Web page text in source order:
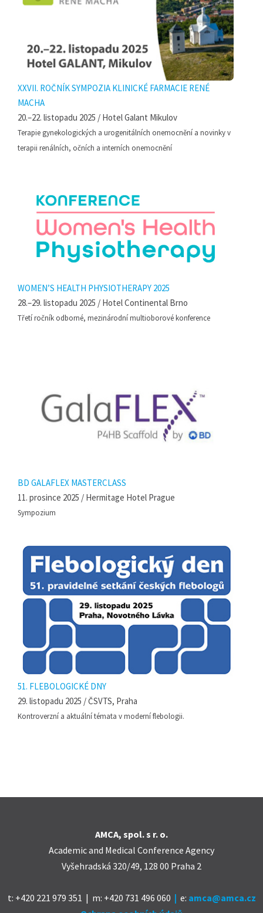
XXVII. ROČNÍK SYMPOZIA KLINICKÉ FARMACIE RENÉ
MACHA
20.–22. listopadu 2025 / Hotel Galant Mikulov
Terapie gynekologických a urogenitálních onemocnění a novinky v
terapii renálních, očních a interních onemocnění
WOMEN’S HEALTH PHYSIOTHERAPY 2025
28.–29. listopadu 2025 / Hotel Continental Brno
Třetí ročník odborné, mezinárodní multioborové konference
BD GALAFLEX MASTERCLASS
11. prosince 2025 / Hermitage Hotel Prague
Sympozium
51. FLEBOLOGICKÉ DNY
29. listopadu 2025 / ČSVTS, Praha
Kontroverzní a aktuální témata v moderní flebologii.
AMCA, spol. s r. o.
Academic and Medical Conference Agency
Vyšehradská 320/49, 128 00 Praha 2
t: +420 221 979 351 | m: +420 731 496 060 | e: amca@amca.cz